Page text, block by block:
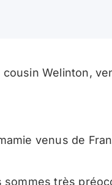
Welinton,
venus de
très